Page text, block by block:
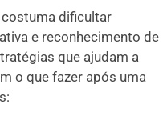
costuma dificultar
e reconhecimento de
que ajudam a
o que fazer após uma